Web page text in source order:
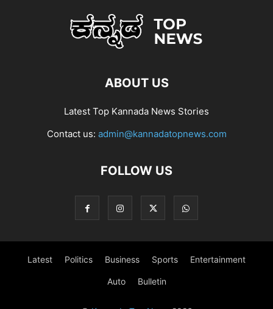
ABOUT US
Latest Top Kannada News Stories
Contact us: admin@kannadatopnews.com
FOLLOW US
Latest Politics Business Sports Entertainment
Auto Bulletin